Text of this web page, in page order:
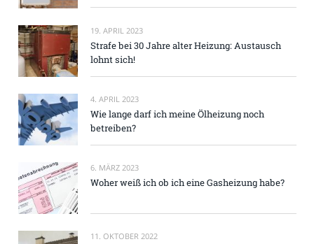
19. APRIL 2023
Strafe bei 30 Jahre alter Heizung: Austausch
lohnt sich!
4. APRIL 2023
Wie lange darf ich meine Ölheizung noch
betreiben?
6. MÄRZ 2023
Woher weiß ich ob ich eine Gasheizung habe?
11. OKTOBER 2022